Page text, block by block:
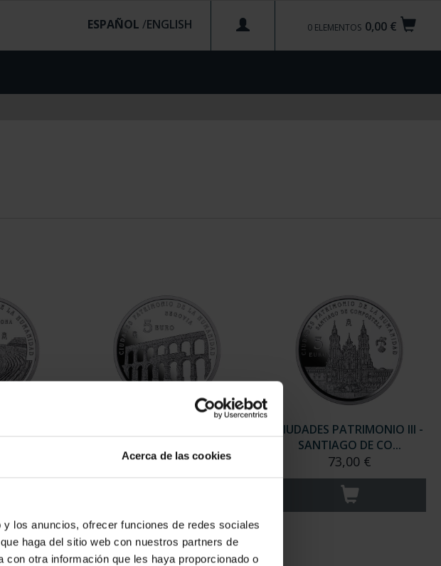
Acerca de las cookies
los anuncios, ofrecer funciones de redes sociales
haga del sitio web con nuestros partners de
otra información que les haya proporcionado o
0,00 €
0 ELEMENTOS
ESPAÑOL /
73,00 €
CIUDADES PATRIMONIO III -
SANTIAGO DE CO...
73,00 €